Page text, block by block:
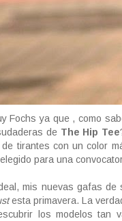
Fochs ya que , como
de The Hip Tee
tirantes con un color
para una
mis nuevas gafas de
esta primavera. La
los modelos tan